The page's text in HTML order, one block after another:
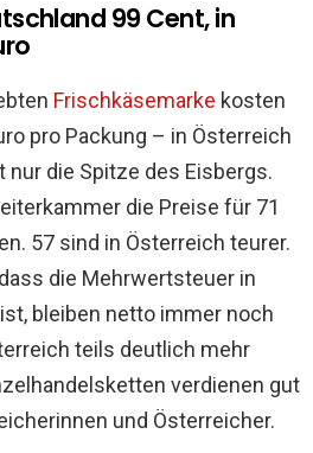
99 Cent, in
Frischkäsemarke kosten
pro Packung – in Österreich
nur die Spitze des Eisbergs.
die Preise für 71
57 sind in Österreich teurer.
die Mehrwertsteuer in
bleiben netto immer noch
teils deutlich mehr
verdienen gut
und Österreicher.